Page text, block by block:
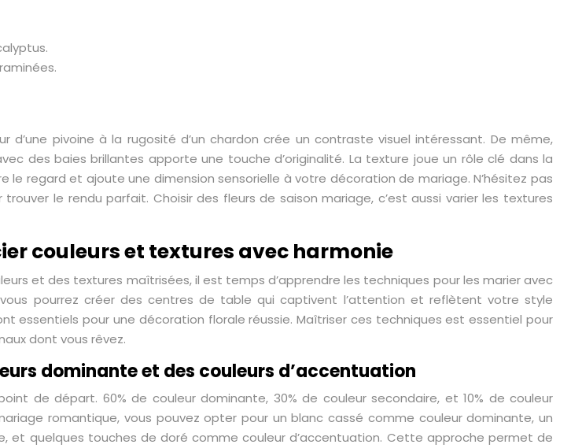
d’une pivoine à la rugosité d’un chardon crée un contraste visuel intéressant. De même,
des baies brillantes apporte une touche d’originalité. La texture joue un rôle clé dans la
le regard et ajoute une dimension sensorielle à votre décoration de mariage. N’hésitez pas
le rendu parfait. Choisir des fleurs de saison mariage, c’est aussi varier les textures
couleurs et textures avec harmonie
et des textures maîtrisées, il est temps d’apprendre les techniques pour les marier avec
vous pourrez créer des centres de table qui captivent l’attention et reflètent votre style
essentiels pour une décoration florale réussie. Maîtriser ces techniques est essentiel pour
dont vous rêvez.
dominante et des couleurs d’accentuation
de départ. 60% de couleur dominante, 30% de couleur secondaire, et 10% de couleur
romantique, vous pouvez opter pour un blanc cassé comme couleur dominante, un
et quelques touches de doré comme couleur d’accentuation. Cette approche permet de